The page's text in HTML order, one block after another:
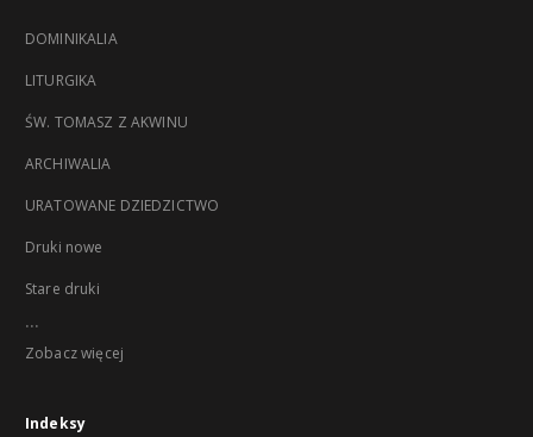
DOMINIKALIA
LITURGIKA
ŚW. TOMASZ Z AKWINU
ARCHIWALIA
URATOWANE DZIEDZICTWO
Druki nowe
Stare druki
...
Zobacz więcej
Indeksy